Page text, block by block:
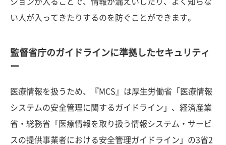
ションが入ることで、情報が漏えいしたり、よく知らな
い人が入ってきたりするのを防ぐことができます。
監督省庁のガイドラインに準拠したセキュリティ
ー
医療情報を扱うため、『MCS』は厚生労働省「医療情報
システムの安全管理に関するガイドライン」、経済産業
省・総務省「医療情報を取り扱う情報システム・サービ
スの提供事業者における安全管理ガイドライン」の3省2